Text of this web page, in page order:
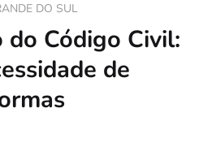
DO SUL
do Código Civil:
de